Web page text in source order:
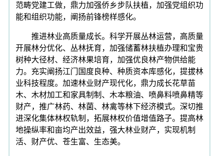
范畴党建工做，鼎力加强侨乡步队扶植，加强党组织功
能和组织功能，阐扬前锋榜样感化。
推进林业高质量成长。科学开展丛林运营，高质量
开展林分优化、丛林抚育，加强储蓄林扶植办理和宝贵
树种大径材、经济林果培育，加强优良林产物供给能
力。充实阐扬江门国度良种、种质资本库感化，提拔林
业科技程度。加速林业财产现代化，鼎力成长花草苗
木、木材加工和家具制制、木本粮油、喷鼻料喷鼻精等
财产，推广林药、林菌、林禽等林下经济模式。深切推
进深化集体林权轨制，拓展林权价值增值路子。提高林
地操纵率和亩均产出效益，强大林业财产，实现机制
活、财产优、苍生富、生态美。